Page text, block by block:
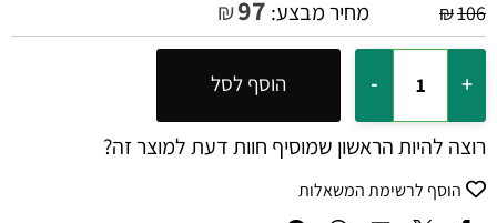
₪106 מחיר מבצע: ₪97
הוסף לסל
רוצה להיות הראשון שמוסיף חוות דעת למוצר זה?
הוסף לרשימת המשאלות